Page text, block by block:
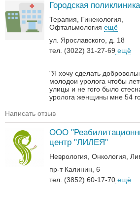
Городская
Терапия
Гинекология
Офтальмология ещё
ул. Ярославского, д. 18
тел. (3022) 31-27-69 ещё
"Я хочу сделать
молодои уролога чтобы
улицы и не гого было
уролога женщины мне 54
Написать отзыв
ООО
центр "ЛИЛЕЯ"
Неврология‎ Онкология‎
пр-т Калинин, 6
тел. (3852) 60-17-70 ещё